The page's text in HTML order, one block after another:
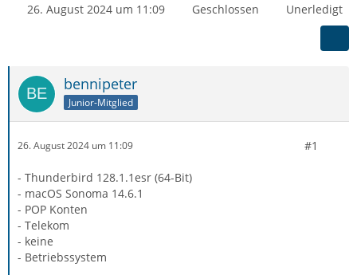
26. August 2024 um 11:09
Geschlossen Unerledigt
bennipeter
Junior-Mitglied
26. August 2024 um 11:09 #1
- Thunderbird 128.1.1esr (64-Bit)
- macOS Sonoma 14.6.1
- POP Konten
- Telekom
- keine
- Betriebssystem